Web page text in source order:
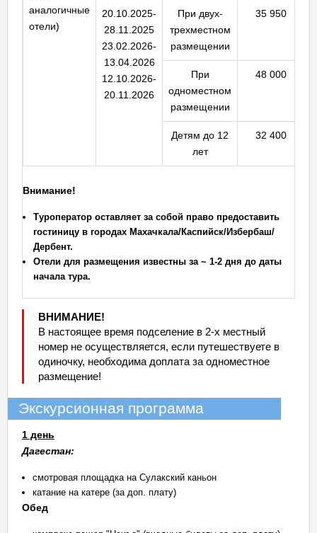
аналогичные
отели)
20.10.2025-
28.11.2025
23.02.2026-
13.04.2026
12.10.2026-
20.11.2026
При двух-
трехместном
размещении
35 950
При
одноместном
размещении
48 000
Детям до 12
лет
32 400
Внимание!
Туроператор оставляет за собой право предоставить
гостиницу в городах Махачкала/Каспийск/Избербаш/
Дербент.
Отели для размещения известны за ~ 1-2 дня до даты
начала тура.
ВНИМАНИЕ!
В настоящее время подселение в 2-х местный
номер не осуществляется, если путешествуете в
одиночку, необходима доплата за одноместное
размещение!
Экскурсионная программа
1 день
Дагестан:
смотровая площадка на Сулакский каньон
катание на катере (за доп. плату)
Обед